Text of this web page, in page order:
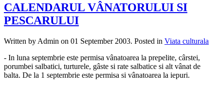
CALENDARUL VÂNATORULUI SI
PESCARULUI
Written by Admin on 01 September 2003. Posted in Viata culturala
- In luna septembrie este permisa vânatoarea la prepelite, cârstei,
porumbei salbatici, turturele, gâste si rate salbatice si alt vânat de
balta. De la 1 septembrie este permisa si vânatoarea la iepuri.